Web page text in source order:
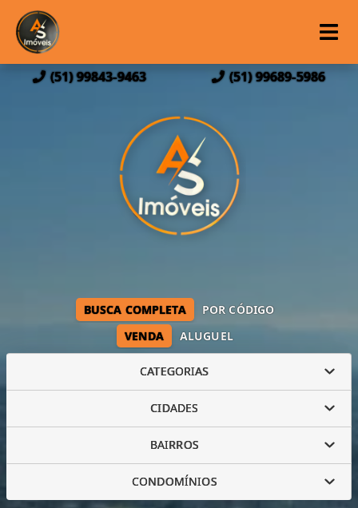
(51) 99843-9463 (51) 99689-5986
VENDA ALUGUEL
BUSCA COMPLETA POR CÓDIGO
CATEGORIAS
CIDADES
BAIRROS
CONDOMÍNIOS